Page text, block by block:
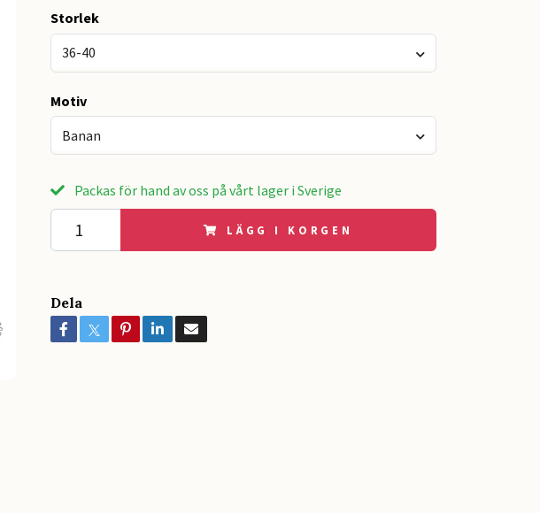
Storlek
36-40
Motiv
Banan
Packas för hand av oss på vårt lager i Sverige
LÄGG I KORGEN
Dela